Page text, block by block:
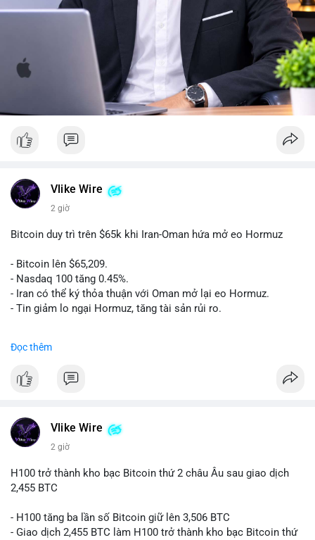
Vlike Wire
2 giờ
Bitcoin duy trì trên $65k khi Iran-Oman hứa mở eo Hormuz
- Bitcoin lên $65,209.
- Nasdaq 100 tăng 0.45%.
- Iran có thể ký thỏa thuận với Oman mở lại eo Hormuz.
- Tin giảm lo ngại Hormuz, tăng tài sản rủi ro.
📰 Nguồn: CoinDesk
Đọc thêm
Vlike Wire
2 giờ
H100 trở thành kho bạc Bitcoin thứ 2 châu Âu sau giao dịch
2,455 BTC
- H100 tăng ba lần số Bitcoin giữ lên 3,506 BTC
- Giao dịch 2,455 BTC làm H100 trở thành kho bạc Bitcoin thứ